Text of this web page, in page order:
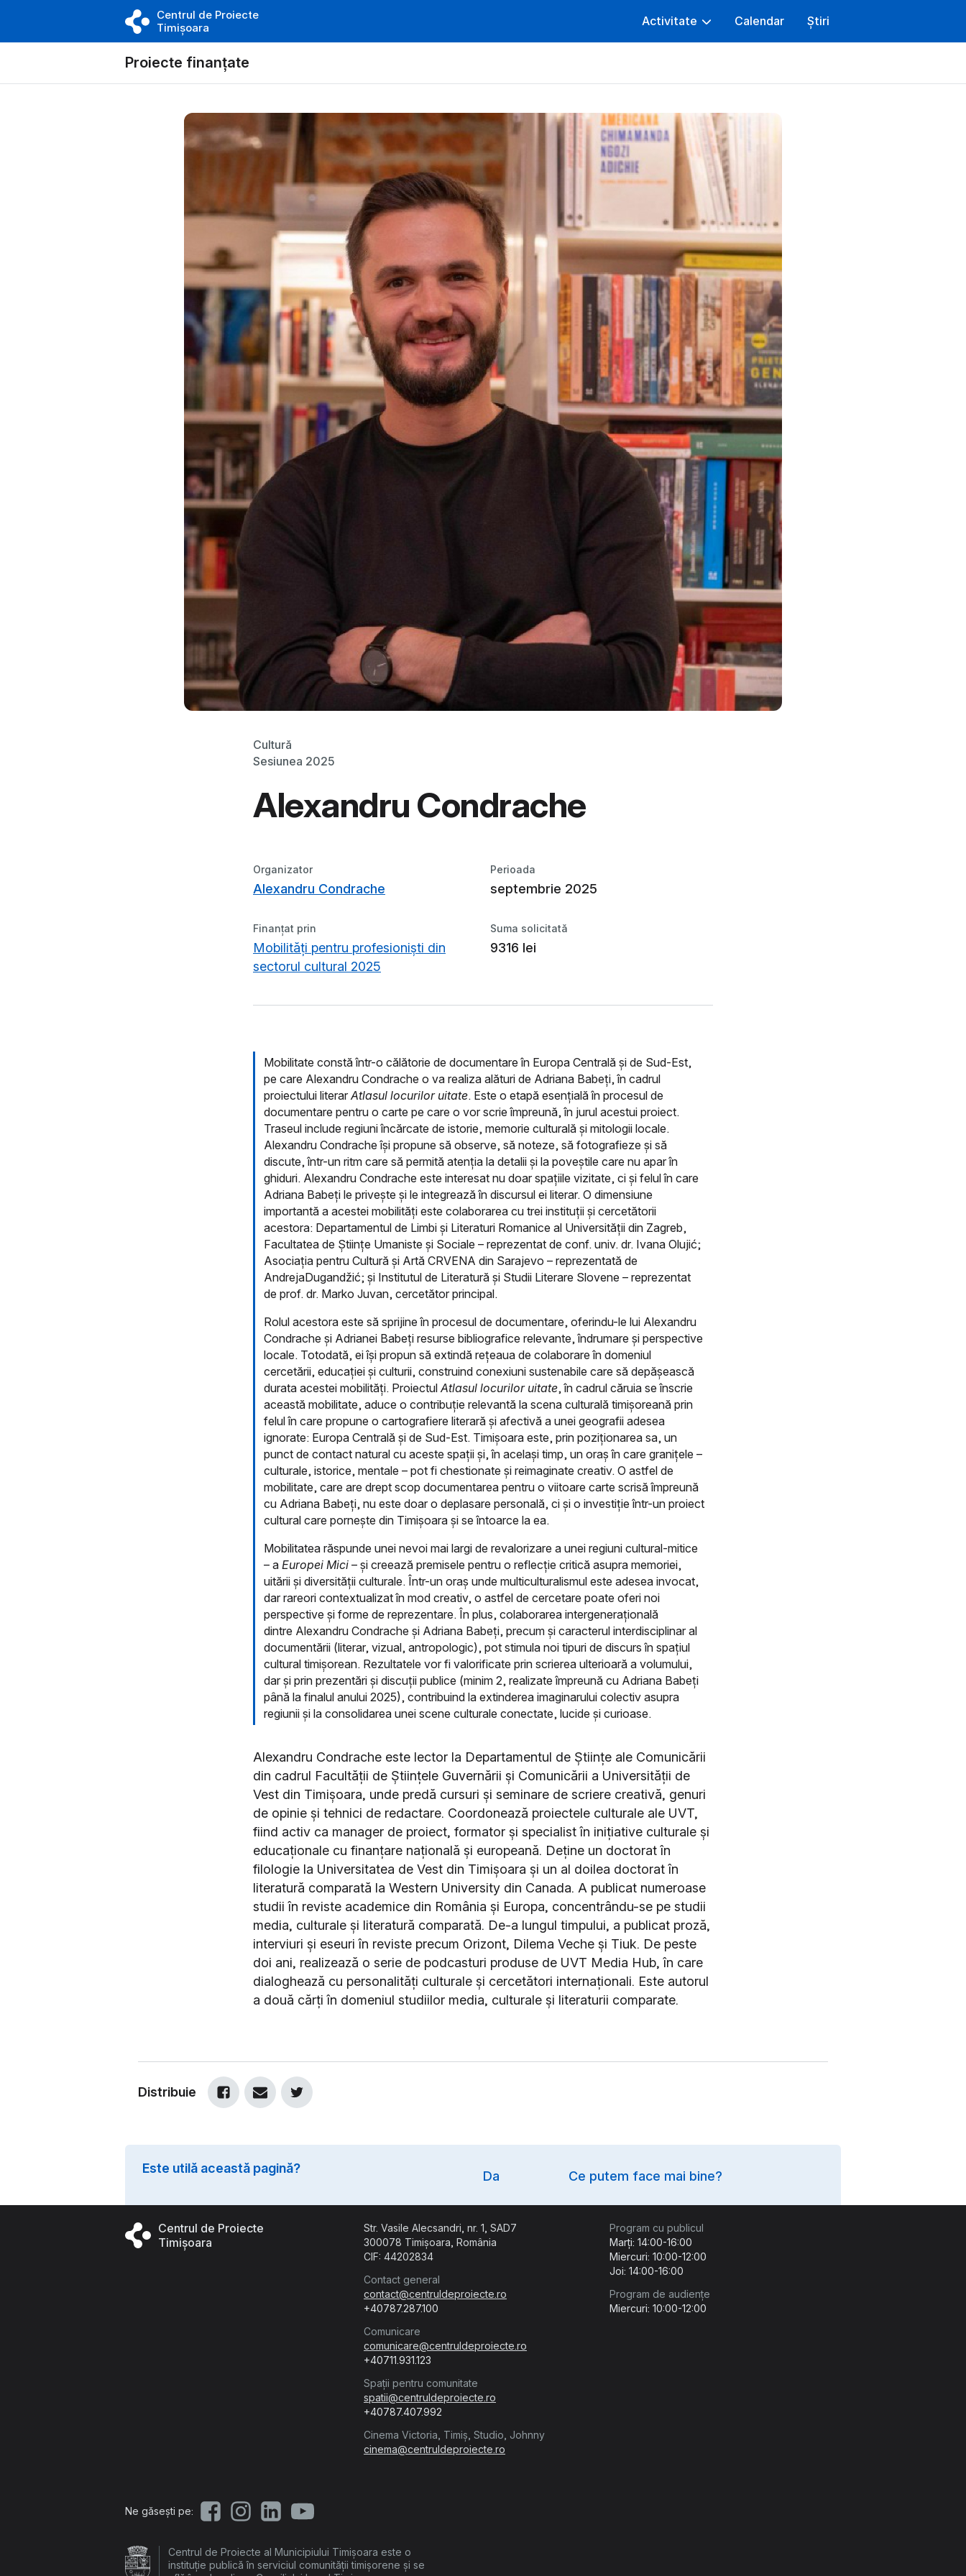
Centrul de Proiecte
Timișoara
Activitate Calendar Știri
Proiecte finanțate
Cultură
Sesiunea 2025
Alexandru Condrache
Organizator
Alexandru Condrache
Perioada
septembrie 2025
Finanțat prin
Mobilități pentru profesioniști din
sectorul cultural 2025
Suma solicitată
9316 lei
Mobilitate constă într-o călătorie de documentare în Europa Centrală și de Sud-Est,
pe care Alexandru Condrache o va realiza alături de Adriana Babeți, în cadrul
proiectului literarAtlasul locurilor uitate. Este o etapă esențială în procesul de
documentare pentru o carte pe care o vor scrie împreună, în jurul acestui proiect.
Traseul include regiuni încărcate de istorie, memorie culturală și mitologii locale.
Alexandru Condrache își propune să observe, să noteze, să fotografieze și să
discute, într-un ritm care să permită atenția la detalii și la poveștile care nu apar în
ghiduri. Alexandru Condrache este interesat nu doar spațiile vizitate, ci și felul în care
Adriana Babeți le privește și le integrează în discursul ei literar. O dimensiune
importantă a acestei mobilități este colaborarea cu trei instituții și cercetătorii
acestora: Departamentul de Limbi și Literaturi Romanice al Universității din Zagreb,
Facultatea de Științe Umaniste și Sociale – reprezentat de conf. univ. dr. Ivana Olujić;
Asociația pentru Cultură și Artă CRVENA din Sarajevo – reprezentată de
AndrejaDugandžić; și Institutul de Literatură și Studii Literare Slovene – reprezentat
de prof. dr. Marko Juvan, cercetător principal.
Rolul acestora este să sprijine în procesul de documentare, oferindu-le lui Alexandru
Condrache și Adrianei Babeți resurse bibliografice relevante, îndrumare și perspective
locale. Totodată, ei își propun să extindă rețeaua de colaborare în domeniul
cercetării, educației și culturii, construind conexiuni sustenabile care să depășească
durata acestei mobilități. ProiectulAtlasul locurilor uitate, în cadrul căruia se înscrie
această mobilitate, aduce o contribuție relevantă la scena culturală timișoreană prin
felul în care propune o cartografiere literară și afectivă a unei geografii adesea
ignorate: Europa Centrală și de Sud-Est. Timișoara este, prin poziționarea sa, un
punct de contact natural cu aceste spații și, în același timp, un oraș în care granițele –
culturale, istorice, mentale – pot fi chestionate și reimaginate creativ. O astfel de
mobilitate, care are drept scop documentarea pentru o viitoare carte scrisă împreună
cu Adriana Babeți, nu este doar o deplasare personală, ci și o investiție într-un proiect
cultural care pornește din Timișoara și se întoarce la ea.
Mobilitatea răspunde unei nevoi mai largi de revalorizare a unei regiuni cultural-mitice
– a Europei Mici – și creează premisele pentru o reflecție critică asupra memoriei,
uitării și diversității culturale. Într-un oraș unde multiculturalismul este adesea invocat,
dar rareori contextualizat în mod creativ, o astfel de cercetare poate oferi noi
perspective și forme de reprezentare. În plus, colaborarea intergenerațională
dintre Alexandru Condrache și Adriana Babeți, precum și caracterul interdisciplinar al
documentării (literar, vizual, antropologic), pot stimula noi tipuri de discurs în spațiul
cultural timișorean. Rezultatele vor fi valorificate prin scrierea ulterioară a volumului,
dar și prin prezentări și discuții publice (minim 2, realizate împreună cu Adriana Babeți
până la finalul anului 2025), contribuind la extinderea imaginarului colectiv asupra
regiunii și la consolidarea unei scene culturale conectate, lucide și curioase.
Alexandru Condrache este lector la Departamentul de Științe ale Comunicării
din cadrul Facultății de Științele Guvernării și Comunicării a Universității de
Vest din Timișoara, unde predă cursuri și seminare de scriere creativă, genuri
de opinie și tehnici de redactare. Coordonează proiectele culturale ale UVT,
fiind activ ca manager de proiect, formator și specialist în inițiative culturale și
educaționale cu finanțare națională și europeană. Deține un doctorat în
filologie la Universitatea de Vest din Timișoara și un al doilea doctorat în
literatură comparată la Western University din Canada. A publicat numeroase
studii în reviste academice din România și Europa, concentrându-se pe studii
media, culturale și literatură comparată. De-a lungul timpului, a publicat proză,
interviuri și eseuri în reviste precum Orizont, Dilema Veche și Tiuk. De peste
doi ani, realizează o serie de podcasturi produse de UVT Media Hub, în care
dialoghează cu personalități culturale și cercetători internaționali. Este autorul
a două cărți în domeniul studiilor media, culturale și literaturii comparate.
Distribuie
Este utilă această pagină?
Da Ce putem face mai bine?
Centrul de Proiecte
Timișoara
Str. Vasile Alecsandri, nr. 1, SAD7
300078 Timișoara, România
CIF: 44202834
Contact general
contact@centruldeproiecte.ro
+40787.287.100
Comunicare
comunicare@centruldeproiecte.ro
+40711.931.123
Spații pentru comunitate
spatii@centruldeproiecte.ro
+40787.407.992
Cinema Victoria, Timiș, Studio, Johnny
cinema@centruldeproiecte.ro
Program cu publicul
Marți: 14:00-16:00
Miercuri: 10:00-12:00
Joi: 14:00-16:00
Program de audiențe
Miercuri: 10:00-12:00
Ne găsești pe:
Centrul de Proiecte al Municipiului Timișoara este o
instituție publică în serviciul comunității timișorene și se